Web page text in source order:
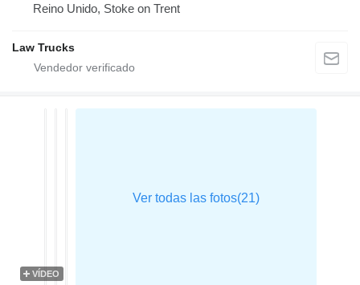
Reino Unido, Stoke on Trent
Law Trucks
VÍDEO